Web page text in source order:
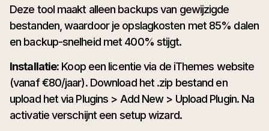
Deze tool maakt alleen backups van gewijzigde
bestanden, waardoor je opslagkosten met 85% dalen
en backup-snelheid met 400% stijgt.
Installatie: Koop een licentie via de iThemes website
(vanaf €80/jaar). Download het .zip bestand en
upload het via Plugins > Add New > Upload Plugin. Na
activatie verschijnt een setup wizard.